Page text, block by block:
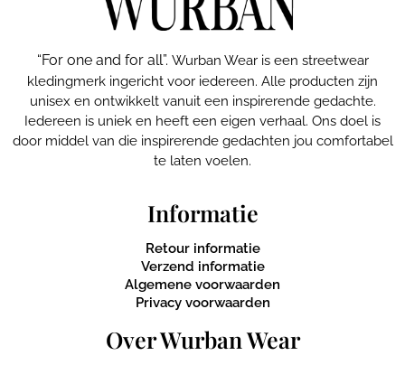
“For one and for all”. Wurban Wear is een streetwear
kledingmerk ingericht voor iedereen. Alle producten zijn
unisex en ontwikkelt vanuit een inspirerende gedachte.
Iedereen is uniek en heeft een eigen verhaal. Ons doel is
door middel van die inspirerende gedachten jou comfortabel
te laten voelen.
Informatie
Retour informatie
Verzend informatie
Algemene voorwaarden
Privacy voorwaarden
Over Wurban Wear